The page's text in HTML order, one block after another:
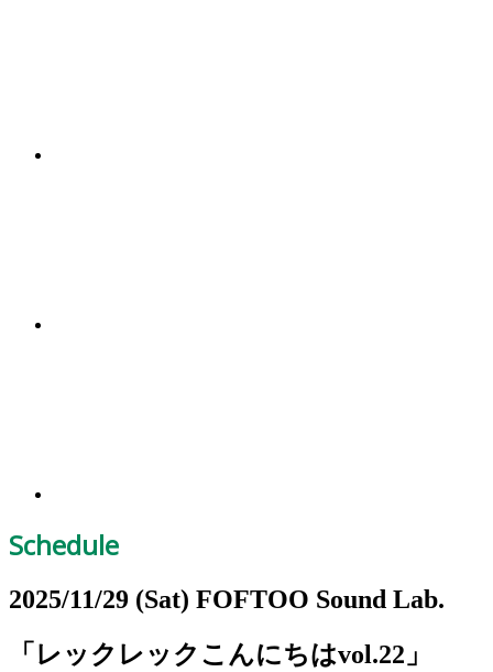
Schedule
2025/11/29 (Sat) FOFTOO Sound Lab.
「レックレックこんにちはvol.22」